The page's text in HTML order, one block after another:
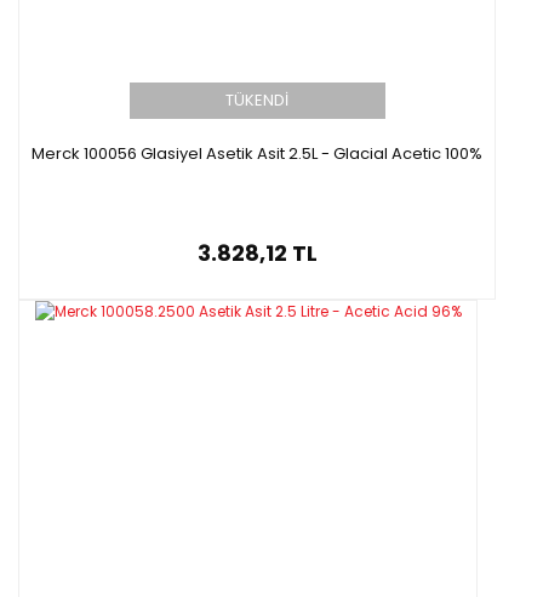
TÜKENDİ
Merck 100056 Glasiyel Asetik Asit 2.5L - Glacial Acetic 100%
3.828,12 TL